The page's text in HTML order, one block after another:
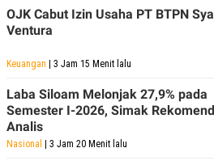
OJK Cabut Izin Usaha PT BTPN
Ventura
Keuangan | 3 Jam 15 Menit lalu
Laba Siloam Melonjak 27,9% pada
Semester I-2026, Simak
Analis
Nasional | 3 Jam 20 Menit lalu